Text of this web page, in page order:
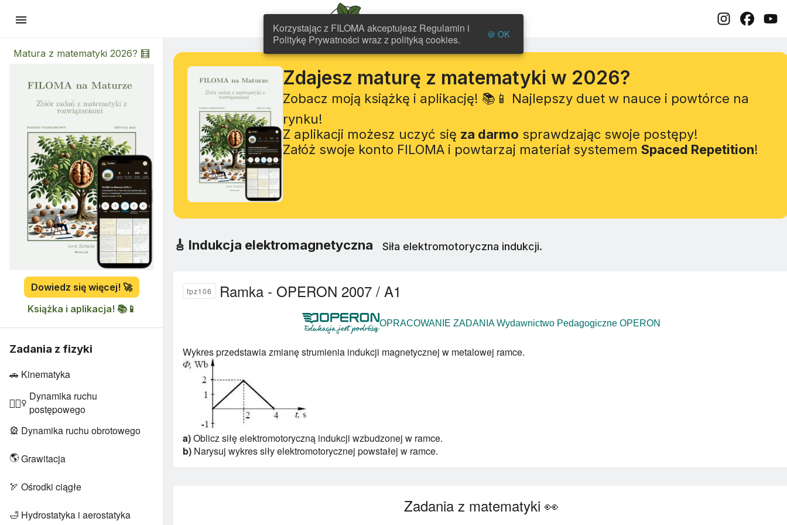
menu FILOMA
Matura z matematyki 2026? 🧮
Dowiedz się więcej! 🚀
Książka i aplikacja! 📚📱
Zadania z fizyki
🚗 Kinematyka
🏋🏻‍♀️ Dynamika ruchu
postępowego
🎡 Dynamika ruchu obrotowego
🌎Grawitacja
🏹 Ośrodki ciągłe
🛁 Hydrostatyka i aerostatyka
Zdajesz maturę z matematyki w 2026?
Zobacz moją książkę i aplikację! 📚📱 Najlepszy duet w nauce i powtórce na
rynku!
Z aplikacji możesz uczyć się za darmo sprawdzając swoje postępy!
Załóż swoje konto FILOMA i powtarzaj materiał systemem Spaced Repetition!
🎸 Indukcja elektromagnetyczna Siła elektromotoryczna indukcji.
fpz106 Ramka - OPERON 2007 / A1
OPRACOWANIE ZADANIA Wydawnictwo Pedagogiczne OPERON
Wykres przedstawia zmianę strumienia indukcji magnetycznej w metalowej ramce.
a)Oblicz siłę elektromotoryczną indukcji wzbudzonej w ramce.
b) Narysuj wykres siły elektromotorycznej powstałej w ramce.
Zadania z matematyki 👀
Korzystając z FILOMA akceptujesz Regulamin i
Politykę Prywatności wraz z polityką cookies.
🍪 OK